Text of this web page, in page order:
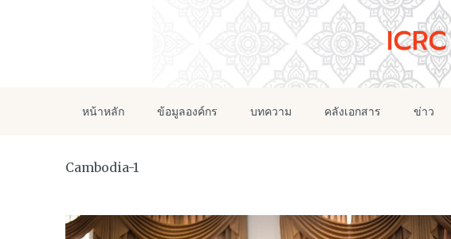
หน้าหลัก ข้อมูลองค์กร บทความ คลังเอกสาร ข่าว
Cambodia-1